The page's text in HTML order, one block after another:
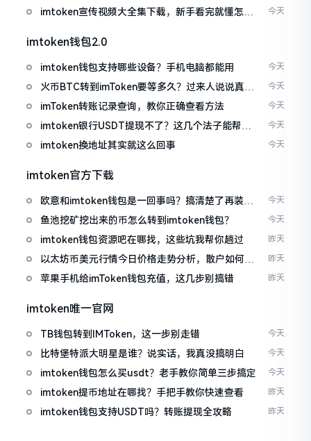
面手”
imtoken宣传视频大全集下载，新手看完就懂怎么
今天
imtoken钱包2.0
imtoken钱包支持哪些设备？手机电脑都能用 今天
火币BTC转到imToken要等多久？过来人说说真实
情况
今天
imToken转账记录查询，教你正确查看方法 今天
imtoken银行USDT提现不了？这几个法子能帮你
搞定
今天
imtoken换地址其实就这么回事 今天
imtoken官方下载
欧意和imtoken钱包是一回事吗？搞清楚了再装钱
包
今天
鱼池挖矿挖出来的币怎么转到imtoken钱包？ 今天
imtoken钱包资源吧在哪找，这些坑我帮你趟过 昨天
以太坊币美元行情今日价格走势分析，散户如何避
免追涨杀跌被套牢
昨天
苹果手机给imToken钱包充值，这几步别搞错 昨天
imtoken唯一官网
TB钱包转到IMToken，这一步别走错 今天
比特堡特派大明星是谁？说实话，我真没搞明白 今天
imtoken钱包怎么买usdt？老手教你简单三步搞定 今天
imtoken提币地址在哪找？手把手教你快速查看 昨天
imtoken钱包支持USDT吗？转账提现全攻略 昨天